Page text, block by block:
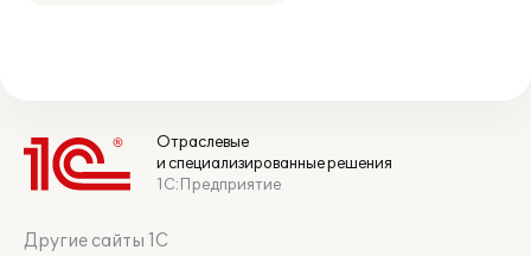
Отраслевые
и специализированные решения
1С:Предприятие
Другие сайты 1С